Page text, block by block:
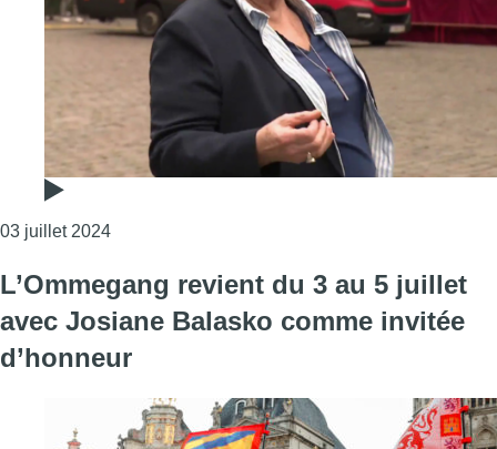
03 juillet 2024Consulter l'article "Dites “héraldesse”:
L’Ommegang revient du 3 au 5 juillet
avec Josiane Balasko comme invitée
d’honneur